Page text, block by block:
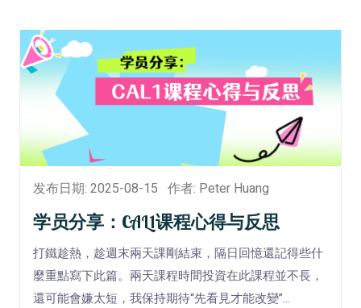
发布日期: 2025-08-15 作者: Peter Huang
学员分享：CAL1课程心得与反思
打鐵趁熱，趁週末兩天課剛結束，隔日回憶還記得些什
麼重點寫下此篇。兩天課程時間投資在此課程並不長，
還可能會嫌太短，我保持期待“先看見才能改變”...